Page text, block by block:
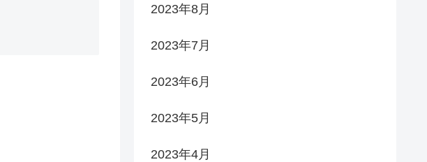
2023年8月
2023年7月
2023年6月
2023年5月
2023年4月